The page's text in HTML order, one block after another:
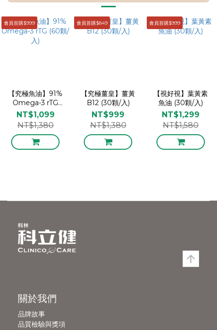
會員首購$999
【究極魚油】91%
Omega-3 rTG
(60顆/入)
NT$1,099
NT$1,380
會員首購$849
【究極薑皇】薑黃
B12 (30顆/入)
NT$999
NT$1,380
會員首購$999
【視好視】葉黃素
魚油 (30顆/入)
NT$1,299
NT$1,580
關於我們
品牌故事
品質檢驗與獎項